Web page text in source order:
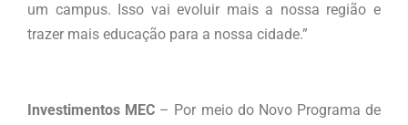
um campus. Isso vai evoluir mais a nossa região e
trazer mais educação para a nossa cidade.”
Investimentos MEC – Por meio do Novo Programa de